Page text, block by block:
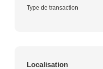
Type de transaction
Localisation